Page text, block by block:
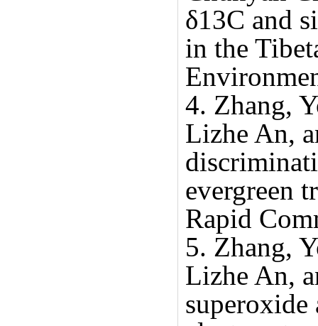
δ13C and
in the
4. Zhang,
Lizhe An,
evergreen
Rapid
5. Zhang,
Lizhe An,